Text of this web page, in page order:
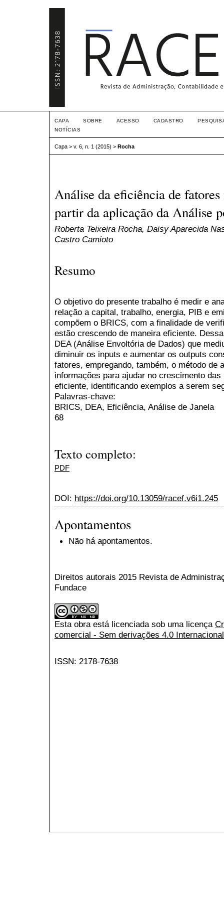
CAPA SOBRE ACESSO CADASTRO
NOTÍCIAS
Capa > v. 6, n. 1 (2015) > Rocha
Análise da eficiência de
partir da aplicação da Análise
Roberta Teixeira Rocha, Daisy Aparecida
Castro Camioto
Resumo
O objetivo do presente trabalho é medir e
relação a capital, trabalho, energia, PIB e
compõem o BRICS, com a finalidade de
estão crescendo de maneira eficiente.
DEA (Análise Envoltória de Dados) que
diminuir os inputs e aumentar os outputs
fatores, empregando, também, o método de
informações para ajudar no crescimento
eficiente, identificando exemplos a serem
Palavras-chave:
BRICS, DEA, Eficiência, Análise de Janela
68
Texto completo:
PDF
DOI: https://doi.org/10.13059/racef.v6i1.245
Apontamentos
Não há apontamentos.
Direitos autorais 2015 Revista de
Fundace
Esta obra está licenciada sob uma licença
comercial - Sem derivações 4.0 Internacional
ISSN: 2178-7638